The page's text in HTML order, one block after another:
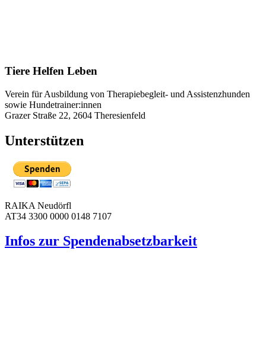
Tiere Helfen Leben
Verein für Ausbildung von Therapiebegleit- und Assistenzhunden
sowie Hundetrainer:innen
Grazer Straße 22, 2604 Theresienfeld
Unterstützen
RAIKA Neudörfl
AT34 3300 0000 0148 7107
Infos zur Spenden­absetzbarkeit